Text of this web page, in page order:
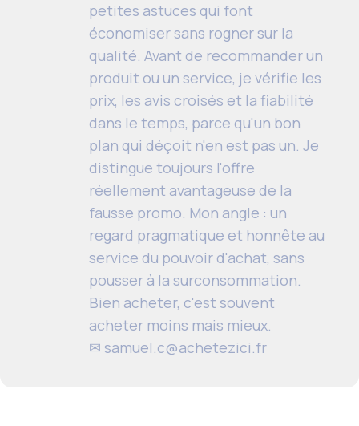
petites astuces qui font
économiser sans rogner sur la
qualité. Avant de recommander un
produit ou un service, je vérifie les
prix, les avis croisés et la fiabilité
dans le temps, parce qu'un bon
plan qui déçoit n'en est pas un. Je
distingue toujours l'offre
réellement avantageuse de la
fausse promo. Mon angle : un
regard pragmatique et honnête au
service du pouvoir d'achat, sans
pousser à la surconsommation.
Bien acheter, c'est souvent
acheter moins mais mieux.
✉ samuel.c@achetezici.fr